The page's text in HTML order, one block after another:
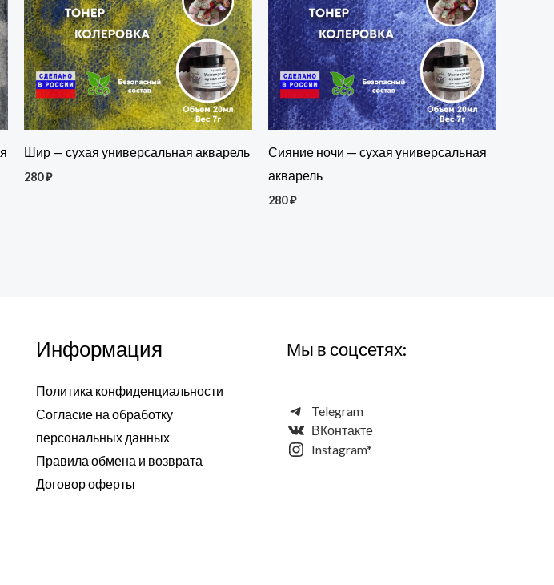
Шир — сухая универсальная акварель
280₽
Сияние ночи — сухая универсальная
акварель
280₽
Информация
Политика конфиденциальности
Согласие на обработку
персональных данных
Правила обмена и возврата
Договор оферты
Мы в соцсетях:
Telegram
ВКонтакте
Instagram*